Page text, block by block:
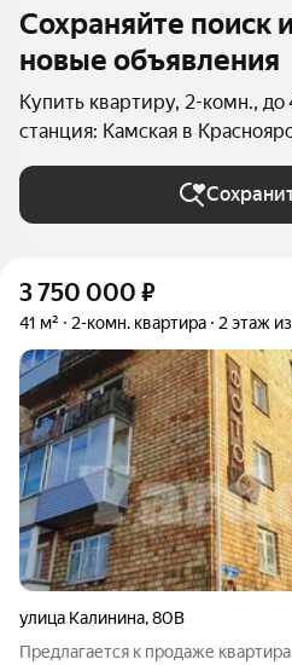
Сохраняйте поиск
новые объявления
Купить квартиру, 2-комн.,
станция: Камская в
3 750 000 ₽
41 м² 2-комн. квартира 2 этаж из
улица Калинина,80В
Предлагается к продаже